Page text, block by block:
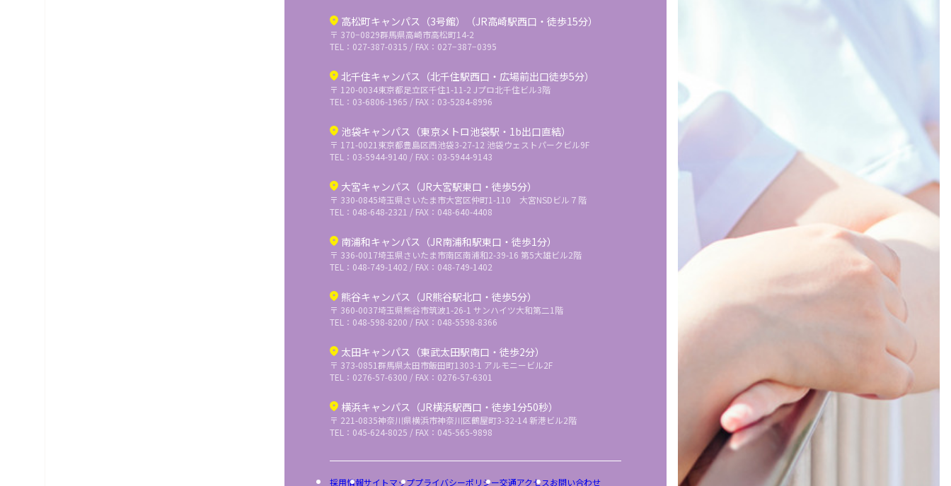
高松町キャンパス（3号館）（JR高崎駅西口・徒歩15分）
〒 370−0829群馬県高崎市高松町14-2
TEL：027-387-0315 / FAX：027−387−0395
北千住キャンパス（北千住駅西口・広場前出口徒歩5分）
〒 120-0034東京都足立区千住1-11-2 Jプロ北千住ビル3階
TEL：03-6806-1965 / FAX：03-5284-8996
池袋キャンパス（東京メトロ池袋駅・1b出口直結）
〒 171-0021東京都豊島区西池袋3-27-12 池袋ウェストパークビル9F
TEL：03-5944-9140 / FAX：03-5944-9143
大宮キャンパス（JR大宮駅東口・徒歩5分）
〒 330-0845埼玉県さいたま市大宮区仲町1-110 大宮NSDビル７階
TEL：048-648-2321 / FAX：048-640-4408
南浦和キャンパス（JR南浦和駅東口・徒歩1分）
〒 336-0017埼玉県さいたま市南区南浦和2-39-16 第5大雄ビル2階
TEL：048-749-1402 / FAX：048-749-1402
熊谷キャンパス（JR熊谷駅北口・徒歩5分）
〒 360-0037埼玉県熊谷市筑波1-26-1 サンハイツ大和第二1階
TEL：048-598-8200 / FAX：048-5598-8366
太田キャンパス（東武太田駅南口・徒歩2分）
〒 373-0851群馬県太田市飯田町1303-1 アルモニービル2F
TEL：0276-57-6300 / FAX：0276-57-6301
横浜キャンパス（JR横浜駅西口・徒歩1分50秒）
〒 221-0835神奈川県横浜市神奈川区鶴屋町3-32-14 新港ビル2階
TEL：045-624-8025 / FAX：045-565-9898
採用情報サイトマッププライバシーポリシー交通アクセスお問い合わせ